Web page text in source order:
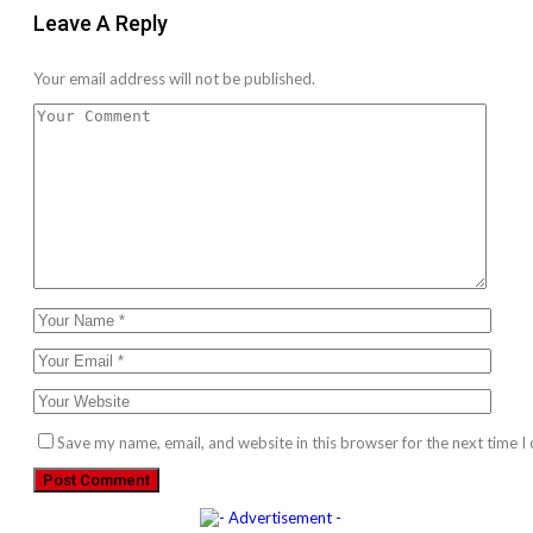
Leave A Reply
Your email address will not be published.
Save my name, email, and website in this browser for the next time I